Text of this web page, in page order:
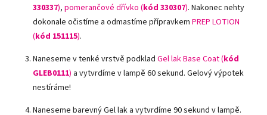
330337), pomerančové dřívko (kód 330307). Nakonec nehty
dokonale očistíme a odmastíme přípravkem PREP LOTION
(kód 151115).
Naneseme v tenké vrstvě podklad Gel lak Base Coat (kód
GLEB0111) a vytvrdíme v lampě 60 sekund. Gelový výpotek
nestíráme!
Naneseme barevný Gel lak a vytvrdíme 90 sekund v lampě.